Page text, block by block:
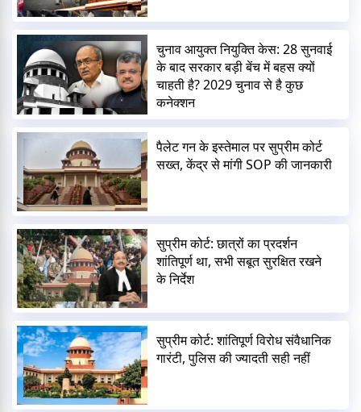
चुनाव आयुक्त नियुक्ति केस: 28 सुनवाई
के बाद सरकार बड़ी बेंच में बहस क्यों
चाहती है? 2029 चुनाव से है कुछ
कनेक्शन
पैलेट गन के इस्तेमाल पर सुप्रीम कोर्ट
सख्त, केंद्र से मांगी SOP की जानकारी
सुप्रीम कोर्ट: छात्रों का प्रदर्शन
शांतिपूर्ण था, सभी सबूत सुरक्षित रखने
के निर्देश
सुप्रीम कोर्ट: शांतिपूर्ण विरोध संवैधानिक
गारंटी, पुलिस की ज्यादती सही नहीं